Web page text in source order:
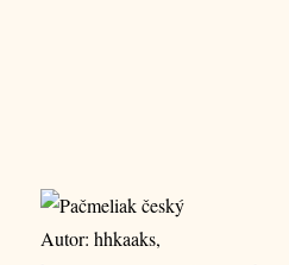
Autor: hhkaaks,